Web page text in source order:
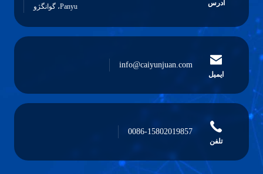
آدرس
Panyu، گوانگژو
ایمیل
info@caiyunjuan.com
تلفن
0086-15802019857